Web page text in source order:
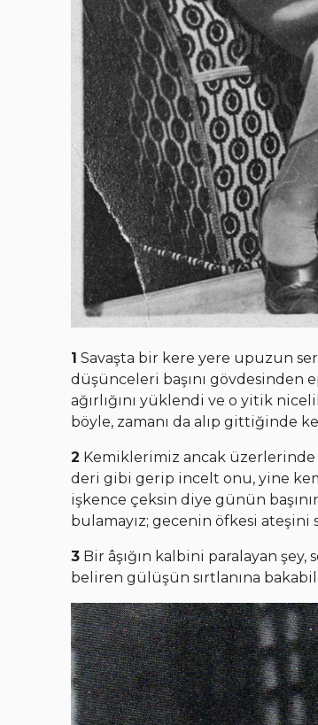
1 Savaşta bir kere yere upuzun
düşünceleri başını gövdesinden
ağırlığını yüklendi ve o yitik
böyle, zamanı da alıp gittiğinde
2 Kemiklerimiz ancak üzerlerinde
deri gibi gerip incelt onu, yine
işkence çeksin diye günün
bulamayız; gecenin öfkesi ateşini
3 Bir âşığın kalbini paralayan
beliren gülüşün sırtlanına